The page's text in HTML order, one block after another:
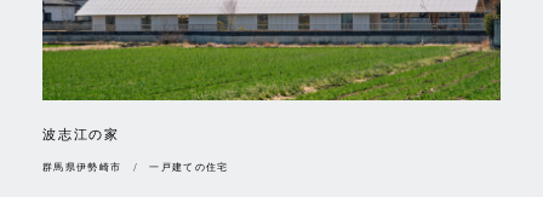
波志江の家
群馬県伊勢崎市 / 一戸建ての住宅